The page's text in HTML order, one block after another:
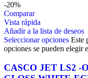
-20%
Comparar
Vista rápida
Añadir a la lista de deseos
Seleccionar opciones Este
opciones se pueden elegir
CASCO JET LS2 -